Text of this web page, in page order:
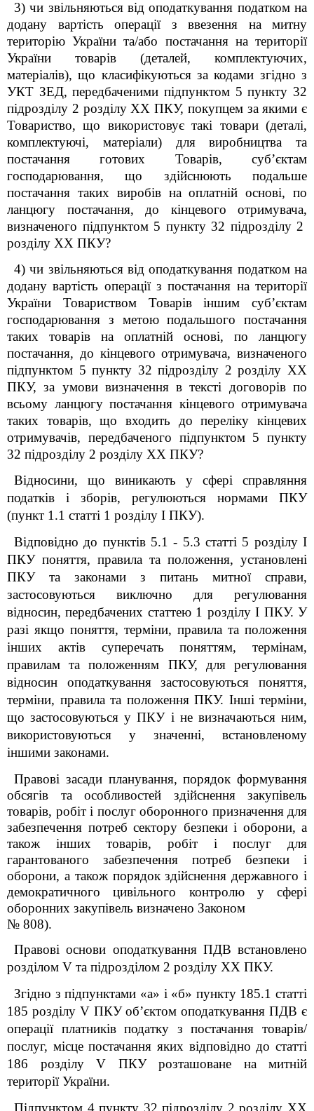
3) чи звільняються від оподаткування податком на
додану вартість операції з ввезення на митну
територію України та/або постачання на території
України товарів (деталей, комплектуючих,
матеріалів), що класифікуються за кодами згідно з
УКТ ЗЕД, передбаченими підпунктом 5 пункту 32
підрозділу 2 розділу ХХ ПКУ, покупцем за якими є
Товариство, що використовує такі товари (деталі,
комплектуючі, матеріали) для виробництва та
постачання готових Товарів, суб’єктам
господарювання, що здійснюють подальше
постачання таких виробів на оплатній основі, по
ланцюгу постачання, до кінцевого отримувача,
визначеного підпунктом 5 пункту 32 підрозділу 2
розділу ХХ ПКУ?
4) чи звільняються від оподаткування податком на
додану вартість операції з постачання на території
України Товариством Товарів іншим суб’єктам
господарювання з метою подальшого постачання
таких товарів на оплатній основі, по ланцюгу
постачання, до кінцевого отримувача, визначеного
підпунктом 5 пункту 32 підрозділу 2 розділу ХХ
ПКУ, за умови визначення в тексті договорів по
всьому ланцюгу постачання кінцевого отримувача
таких товарів, що входить до переліку кінцевих
отримувачів, передбаченого підпунктом 5 пункту
32 підрозділу 2 розділу ХХ ПКУ?
Відносини, що виникають у сфері справляння
податків і зборів, регулюються нормами ПКУ
(пункт 1.1 статті 1 розділу І ПКУ).
Відповідно до пунктів 5.1 - 5.3 статті 5 розділу I
ПКУ поняття, правила та положення, установлені
ПКУ та законами з питань митної справи,
застосовуються виключно для регулювання
відносин, передбачених статтею 1 розділу I ПКУ. У
разі якщо поняття, терміни, правила та положення
інших актів суперечать поняттям, термінам,
правилам та положенням ПКУ, для регулювання
відносин оподаткування застосовуються поняття,
терміни, правила та положення ПКУ. Інші терміни,
що застосовуються у ПКУ і не визначаються ним,
використовуються у значенні, встановленому
іншими законами.
Правові засади планування, порядок формування
обсягів та особливостей здійснення закупівель
товарів, робіт і послуг оборонного призначення для
забезпечення потреб сектору безпеки і оборони, а
також інших товарів, робіт і послуг для
гарантованого забезпечення потреб безпеки і
оборони, а також порядок здійснення державного і
демократичного цивільного контролю у сфері
оборонних закупівель визначено Законом
№ 808).
Правові основи оподаткування ПДВ встановлено
розділом V та підрозділом 2 розділу XX ПКУ.
Згідно з підпунктами «а» і «б» пункту 185.1 статті
185 розділу V ПКУ об’єктом оподаткування ПДВ є
операції платників податку з постачання товарів/
послуг, місце постачання яких відповідно до статті
186 розділу V ПКУ розташоване на митній
території України.
Підпунктом 4 пункту 32 підрозділу 2 розділу XX